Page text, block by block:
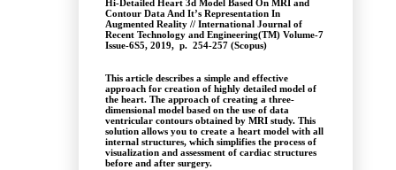
Hi-Detailed Heart 3d Model Based On MRI and
Contour Data And It’s Representation In
Augmented Reality // International Journal of
Recent Technology and Engineering(TM) Volume-7
Issue-6S5, 2019, p. 254-257 (Scopus)
This article describes a simple and effective
approach for creation of highly detailed model of
the heart. The approach of creating a three-
dimensional model based on the use of data
ventricular contours obtained by MRI study. This
solution allows you to create a heart model with all
internal structures, which simplifies the process of
visualization and assessment of cardiac structures
before and after surgery.